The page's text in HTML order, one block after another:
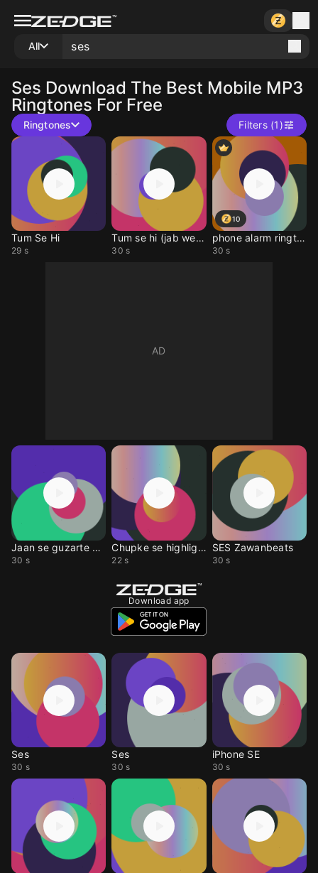
All
Ses Download The Best Mobile MP3
Ringtones For Free
Ringtones Filters (1)
Tum Se Hi
29 s
Tum se hi (jab we met)
30 s
10
phone alarm ringtone
30 s
Jaan se guzarte hai
30 s
Chupke se highlight in
22 s
SES Zawanbeats
30 s
Download app
Ses
30 s
Ses
30 s
iPhone SE
30 s